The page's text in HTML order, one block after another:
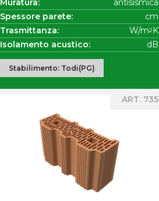
Muratura:
antisismica
Spessore parete:
cm
Trasmittanza:
W/m2 K
Isolamento acustico:
dB
Stabilimento: Todi(PG)
ART. 735